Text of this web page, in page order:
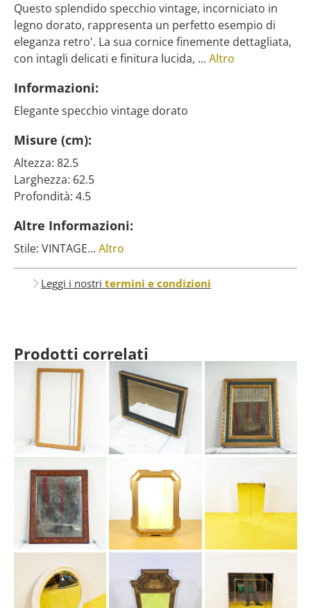
Questo splendido specchio vintage, incorniciato in
legno dorato, rappresenta un perfetto esempio di
eleganza retro'. La sua cornice finemente dettagliata,
con intagli delicati e finitura lucida, ... Altro
Informazioni:
Elegante specchio vintage dorato
Misure (cm):
Altezza: 82.5
Larghezza: 62.5
Profondità: 4.5
Altre Informazioni:
Stile: VINTAGE... Altro
Leggi i nostri termini e condizioni
Prodotti correlati